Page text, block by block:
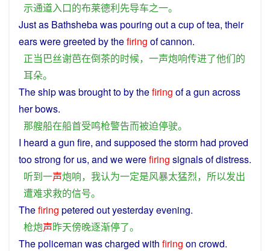
示通道入口的布莱德利先导车之一。
Justas Bathsheba was pouring outacupoftea, their
earswere greeted bythefiring ofcannon.
正当巴丝谢芭在倒茶的时候， 一声炮响传进了他们的
耳朵。
Theshipwasbrought tobythefiring of agun across
herbows.
那艘船在船首受鸣枪警告而被迫停驶。
I heard agun fire, and supposed thestorm had proved
toostrong for us, and wewerefiring signalsofdistress.
听到一声炮响， 我认为一定是风暴太猛烈， 所以发出
遭难求救的信号。
Thefiring petered outyesterdayevening.
枪炮声昨天傍晚逐渐停了。
Thepoliceman wascharged with firing on crowd.